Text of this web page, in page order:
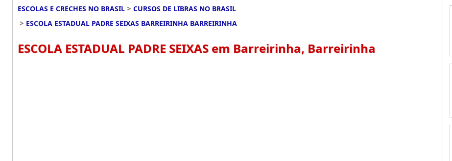
ESCOLAS E CRECHES NO BRASIL > CURSOS DE LIBRAS NO BRASIL
> ESCOLA ESTADUAL PADRE SEIXAS BARREIRINHA BARREIRINHA
ESCOLA ESTADUAL PADRE SEIXAS em Barreirinha, Barreirinha